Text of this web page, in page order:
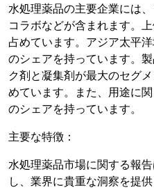
水処理薬品の主要企業には
コラボなどが含まれます。
占めています。アジア太平
のシェアを持っています。
ク剤と凝集剤が最大のセグ
めています。また、用途に
のシェアを持っています。
主要な特徴：
水処理薬品市場に関する報
し、業界に貴重な洞察を提供